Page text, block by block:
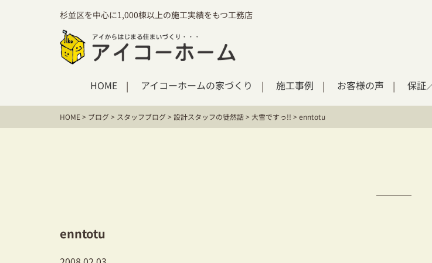
杉並区を中心に1,000棟以上の施工実績をもつ工務店
HOME アイコーホームの家づくり 施工事例 お客様の声 保証
HOME> ブログ> スタッフブログ>設計スタッフの徒然話>大雪ですっ!! >enntotu
enntotu